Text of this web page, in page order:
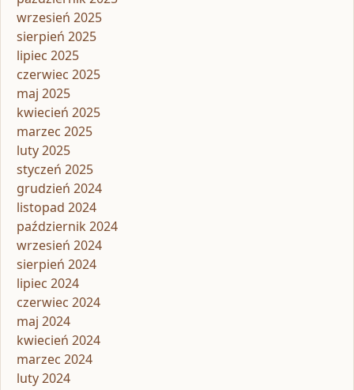
wrzesień 2025
sierpień 2025
lipiec 2025
czerwiec 2025
maj 2025
kwiecień 2025
marzec 2025
luty 2025
styczeń 2025
grudzień 2024
listopad 2024
październik 2024
wrzesień 2024
sierpień 2024
lipiec 2024
czerwiec 2024
maj 2024
kwiecień 2024
marzec 2024
luty 2024